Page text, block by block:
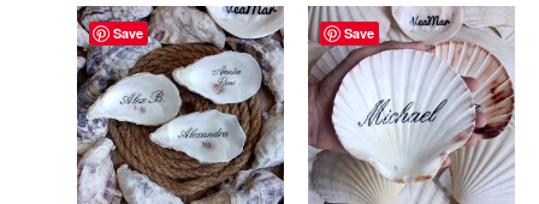
Save
Rango
de
precios:
desde
€41.92
hasta
€530.97
Este
producto
tiene
múltiples
variantes.
Las
opciones
Save
Rango
de
precios:
desde
€60.65
hasta
€763.12
Este
producto
tiene
múltiples
variantes.
Las
opciones